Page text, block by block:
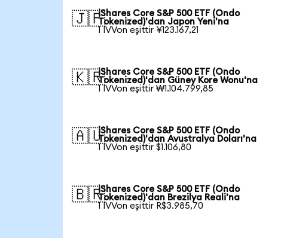
🇯🇵iShares Core S&P 500 ETF (Ondo
Tokenized)'dan Japon Yeni'na
1 IVVon eşittir ¥123.167,21
🇰🇷iShares Core S&P 500 ETF (Ondo
Tokenized)'dan Güney Kore Wonu'na
1 IVVon eşittir ₩1.104.799,85
🇦🇺iShares Core S&P 500 ETF (Ondo
Tokenized)'dan Avustralya Doları'na
1 IVVon eşittir $1.106,80
🇧🇷iShares Core S&P 500 ETF (Ondo
Tokenized)'dan Brezilya Reali'na
1 IVVon eşittir R$3.985,70